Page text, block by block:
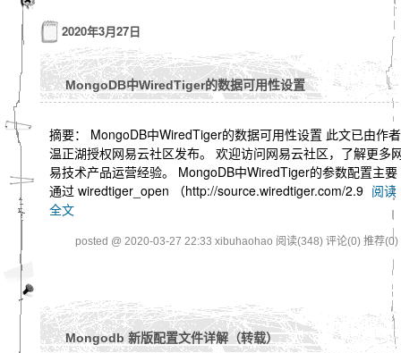
2020年3月27日
MongoDB中WiredTiger的数据可用性设置
摘要： MongoDB中WiredTiger的数据可用性设置 此文已由作者
温正湖授权网易云社区发布。 欢迎访问网易云社区，了解更多
易技术产品运营经验。 MongoDB中WiredTiger的参数配置主要
通过 wiredtiger_open （http://source.wiredtiger.com/2.9 阅读
全文
posted @ 2020-03-27 22:33 xibuhaohao 阅读(348) 评论(0) 推荐(0)
Mongodb 新版配置文件详解（转载）